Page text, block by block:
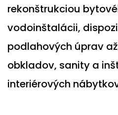
rekonštrukciou
vodoinštalácii,
podlahových úprav
obkladov, sanity a
interiérových